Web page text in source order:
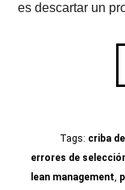
es descartar un
Tags: criba
errores de
lean management,